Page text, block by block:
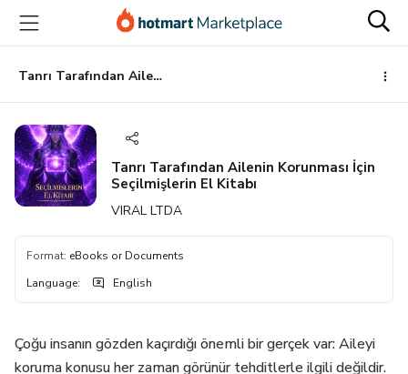
main
content
Tanrı Tarafından Ailenin Korunması İçin Seçilmişlerin El Kitabı
Tanrı Tarafından Ailenin Korunması İçin
Seçilmişlerin El Kitabı
VIRAL LTDA
Format: eBooks or Documents
Language: English
Çoğu insanın gözden kaçırdığı önemli bir gerçek var: Aileyi
koruma konusu her zaman görünür tehditlerle ilgili değildir.